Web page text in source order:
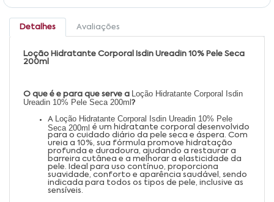
Detalhes Avaliações
Loção Hidratante Corporal Isdin Ureadin 10% Pele Seca
200ml
O que é e para que serve a Loção Hidratante Corporal Isdin
Ureadin 10% Pele Seca 200ml?
A Loção Hidratante Corporal Isdin Ureadin 10% Pele
Seca 200ml é um hidratante corporal desenvolvido
para o cuidado diário da pele seca e áspera. Com
ureia a 10%, sua fórmula promove hidratação
profunda e duradoura, ajudando a restaurar a
barreira cutânea e a melhorar a elasticidade da
pele. Ideal para uso contínuo, proporciona
suavidade, conforto e aparência saudável, sendo
indicada para todos os tipos de pele, inclusive as
sensíveis.